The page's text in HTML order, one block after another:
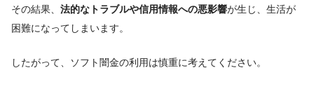
その結果、 法的なトラブルや信用情報への悪影響が生じ、生活が
困難になってしまいます。
したがって、ソフト闇金の利用は慎重に考えてください。